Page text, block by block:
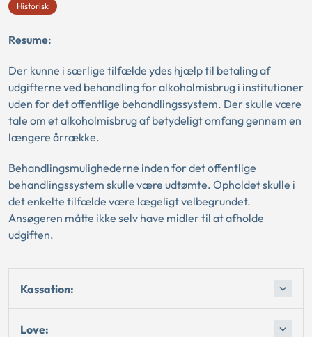
Historisk
Resume:
Der kunne i særlige tilfælde ydes hjælp til betaling af
udgifterne ved behandling for alkoholmisbrug i institutioner
uden for det offentlige behandlingssystem. Der skulle være
tale om et alkoholmisbrug af betydeligt omfang gennem en
længere årrække.
Behandlingsmulighederne inden for det offentlige
behandlingssystem skulle være udtømte. Opholdet skulle i
det enkelte tilfælde være lægeligt velbegrundet.
Ansøgeren måtte ikke selv have midler til at afholde
udgiften.
Kassation:
Love: